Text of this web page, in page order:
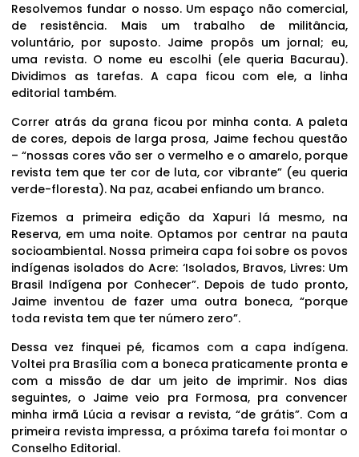
Resolvemos fundar o nosso. Um espaço não comercial,
de resistência. Mais um trabalho de militância,
voluntário, por suposto. Jaime propôs um jornal; eu,
uma revista. O nome eu escolhi (ele queria Bacurau).
Dividimos as tarefas. A capa ficou com ele, a linha
editorial também.
Correr atrás da grana ficou por minha conta. A paleta
de cores, depois de larga prosa, Jaime fechou questão
– “nossas cores vão ser o vermelho e o amarelo, porque
revista tem que ter cor de luta, cor vibrante” (eu queria
verde-floresta). Na paz, acabei enfiando um branco.
Fizemos a primeira edição da Xapuri lá mesmo, na
Reserva, em uma noite. Optamos por centrar na pauta
socioambiental. Nossa primeira capa foi sobre os povos
indígenas isolados do Acre: ‘Isolados, Bravos, Livres: Um
Brasil Indígena por Conhecer”. Depois de tudo pronto,
Jaime inventou de fazer uma outra boneca, “porque
toda revista tem que ter número zero”.
Dessa vez finquei pé, ficamos com a capa indígena.
Voltei pra Brasília com a boneca praticamente pronta e
com a missão de dar um jeito de imprimir. Nos dias
seguintes, o Jaime veio pra Formosa, pra convencer
minha irmã Lúcia a revisar a revista, “de grátis”. Com a
primeira revista impressa, a próxima tarefa foi montar o
Conselho Editorial.